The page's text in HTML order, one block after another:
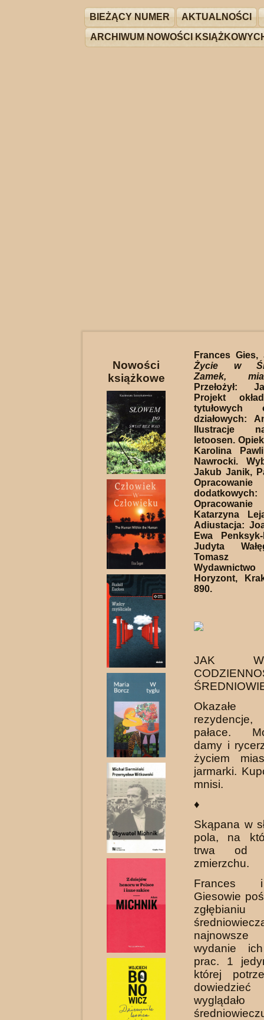
BIEŻĄCY NUMER AKTUALNOŚCI
ARCHIWUM NOWOŚCI
Nowości
książkowe
Frances Gies,
Życie w
Zamek,
Przełożył:
Projekt
działowych:
Ilustracje
letoosen.
Karolina
Nawrocki.
Jakub Janik,
dodatkowych:
Katarzyna
Adiustacja:
Ewa
Judyta
Tomasz
Horyzont,
890.
JAK
pałace.
damy i
życiem
jarmarki.
mnisi.
♦
Skąpana w
pola, na
trwa od
zmierzchu.
Frances
Giesowie
wydanie
prac. 1
której